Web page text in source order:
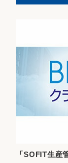
「SOFIT生